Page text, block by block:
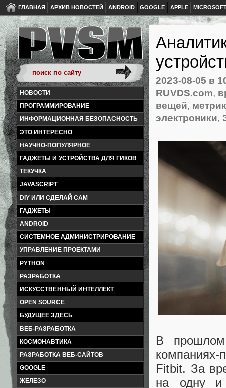
ГЛАВНАЯ АРХИВ НОВОСТЕЙ ANDROID GOOGLE APPLE
НОВОСТИ
ПРОГРАММИРОВАНИЕ
ИНФОРМАЦИОННАЯ БЕЗОПАСНОСТЬ
ЭТО ИНТЕРЕСНО
НАУЧНО-ПОПУЛЯРНОЕ
ГАДЖЕТЫ И УСТРОЙСТВА ДЛЯ ГИКОВ
ТЕКУЧКА
JAVASCRIPT
DIY ИЛИ СДЕЛАЙ САМ
ГАДЖЕТЫ
ANDROID
СИСТЕМНОЕ АДМИНИСТРИРОВАНИЕ
УПРАВЛЕНИЕ ПРОЕКТАМИ
PYTHON
РАЗРАБОТКА
ИСКУССТВЕННЫЙ ИНТЕЛЛЕКТ
OPEN SOURCE
БУДУЩЕЕ ЗДЕСЬ
ВЕБ-РАЗРАБОТКА
КОСМОНАВТИКА
РАЗРАБОТКА ВЕБ-САЙТОВ
GOOGLE
ЖЕЛЕЗО
2023-08-05 в
RUVDS.com,
вещей,
электроники,
В
компаниях-
Fitbit. За
на одну и